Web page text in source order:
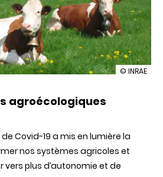
illustration
face
à
la
sanitaire
© INRAE
agroécologiques
Covid-19 a mis en lumière la
nos systèmes agricoles et
plus d’autonomie et de